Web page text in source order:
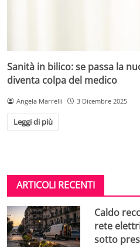
Sanità in bilico: se passa la
diventa colpa del medico
Angela Marrelli 3 Dicembre 2025
Leggi di più
ARTICOLI RECENTI
Caldo
rete
sotto